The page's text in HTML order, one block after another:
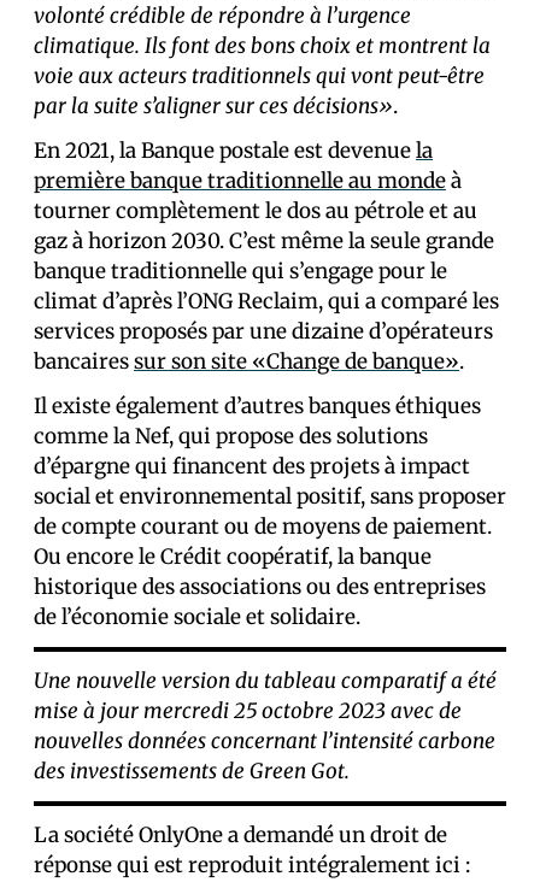
volonté crédible de répondre à l’urgence
climatique. Ils font des bons choix et montrent la
voie aux acteurs traditionnels qui vont peut-être
par la suite s’aligner sur ces décisions».
En 2021, la Banque postale est devenuela
première banque traditionnelle au mondeà
tourner complètement le dos au pétrole et au
gaz à horizon 2030. C’est même la seule grande
banque traditionnelle qui s’engage pour le
climat d’après l’ONG Reclaim, qui a comparé les
services proposés par une dizaine d’opérateurs
bancairessur son site «Change de banque».
Il existe également d’autres banques éthiques
comme la Nef, qui propose des solutions
d’épargne qui financent des projets à impact
social et environnemental positif, sans proposer
de compte courant ou de moyens de paiement.
Ou encore le Crédit coopératif, la banque
historique des associations ou des entreprises
de l’économie sociale et solidaire.
Une nouvelle version du tableau comparatif a été
mise à jour mercredi 25 octobre 2023 avec de
nouvelles données concernant l’intensité carbone
des investissements de Green Got.
La société OnlyOne a demandé un droit de
réponse qui est reproduit intégralement ici :